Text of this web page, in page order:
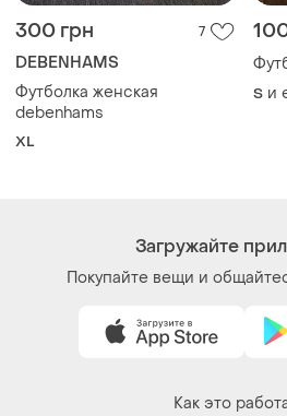
300 грн 7
DEBENHAMS
Футболка женская
debenhams
XL
S и
Загружайте
Покупайте вещи и
Как это